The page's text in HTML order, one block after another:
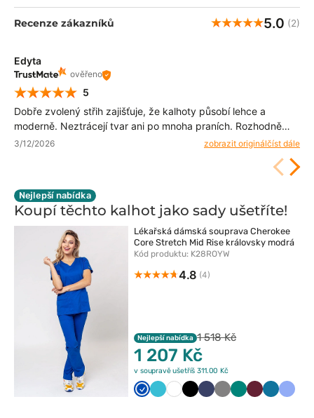
Recenze zákazníků 5.0 (2)
Edyta
ověřeno
5
Dobře zvolený střih zajišťuje, že kalhoty působí lehce a
moderně. Neztrácejí tvar ani po mnoha praních. Rozhodně
doporučuji tento model každému. ❤️
3/12/2026 zobrazit originálčíst dále
Nejlepší nabídka
Koupí těchto kalhot jako sady ušetříte!
Lékařská dámská souprava Cherokee
Core Stretch Mid Rise královsky modrá
Kód produktu: K28ROYW
4.8 (4)
Nejlepší nabídka 1 518 Kč
1 207 Kč
v soupravě ušetříš 311.00 Kč
Królewski
MorskiBiałyCzarnyCiemnySzaryZielonyWiśniowy
Karaibski